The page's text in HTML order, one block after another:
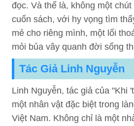
đọc. Và thế là, không một
cuốn sách, với hy vọng tìm
mẻ cho riêng mình, một lối
mỏi bủa vây quanh đời sống
Tác Giả Linh Nguyễn
Linh Nguyễn, tác giả của "Khi
một nhân vật đặc biệt trong
Việt Nam. Không chỉ là một